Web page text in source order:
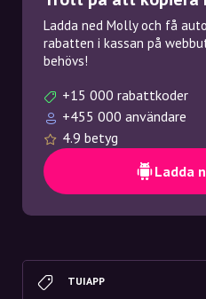
Ladda ned Molly och få
rabatten i kassan på
behövs!
+15 000 rabattkoder
+455 000 användare
4.9 betyg
Ladda
TUIAPP